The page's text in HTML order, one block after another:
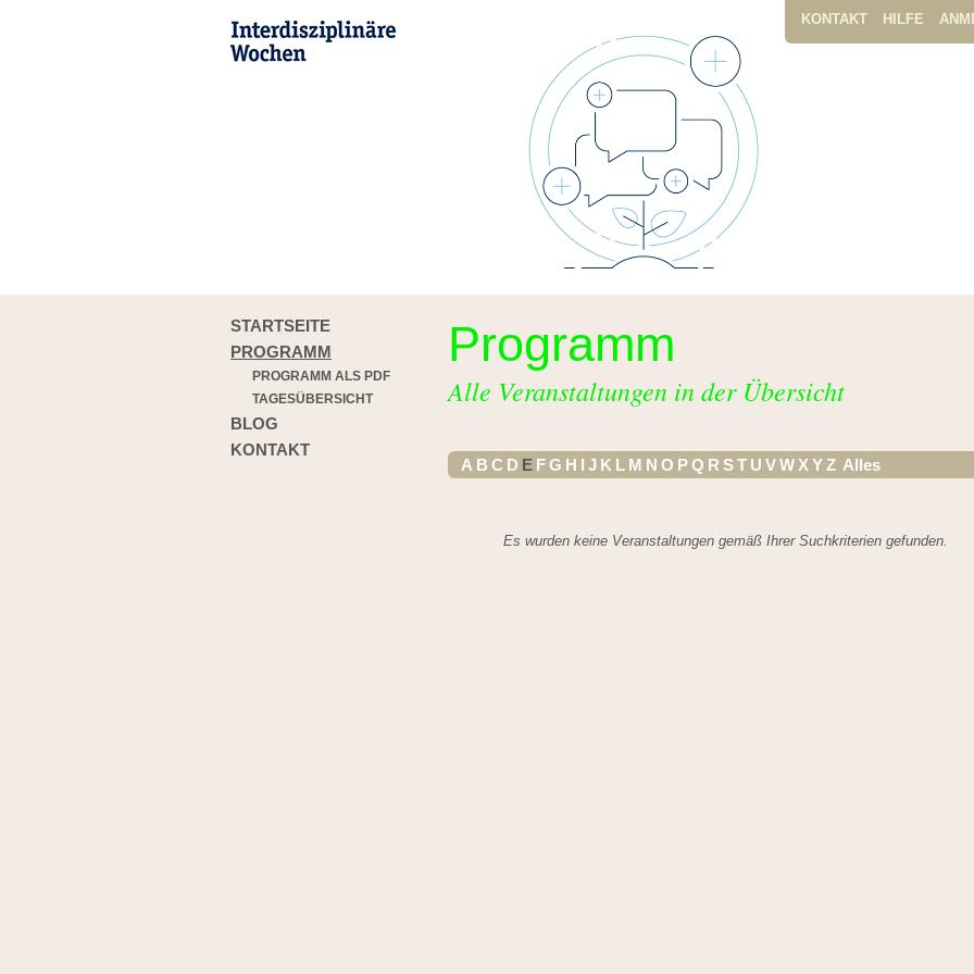
KONTAKT HILFE
STARTSEITE
PROGRAMM
PROGRAMM ALS PDF
TAGESÜBERSICHT
BLOG
KONTAKT
Programm
Alle Veranstaltungen in der Übersicht
A B C D E FG H I J K L M N O PQ R ST U VWXYZ Alles
Es wurden keine Veranstaltungen gemäß Ihrer Suchkriterien gefunden.